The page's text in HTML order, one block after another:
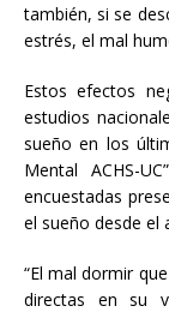
también, si se
estrés, el mal
Estos efectos
estudios
sueño en los
Mental ACHS-
encuestadas
el sueño desde el
“El mal dormir
directas en su